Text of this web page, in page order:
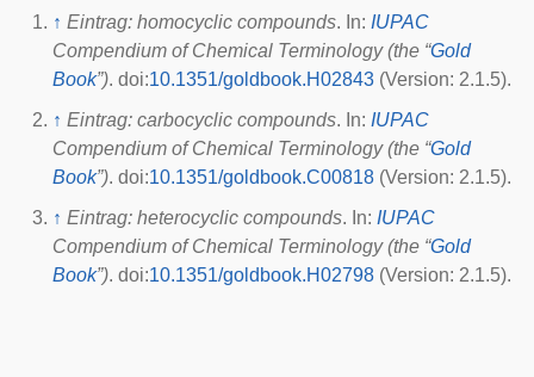
↑ Eintrag: homocyclic compounds. In: IUPAC
Compendium of Chemical Terminology (the “Gold
Book”). doi:10.1351/goldbook.H02843 (Version: 2.1.5).
↑ Eintrag: carbocyclic compounds. In: IUPAC
Compendium of Chemical Terminology (the “Gold
Book”). doi:10.1351/goldbook.C00818 (Version: 2.1.5).
↑ Eintrag: heterocyclic compounds. In: IUPAC
Compendium of Chemical Terminology (the “Gold
Book”). doi:10.1351/goldbook.H02798 (Version: 2.1.5).